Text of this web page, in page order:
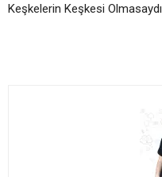
Keşkelerin Keşkesi Olmasaydı